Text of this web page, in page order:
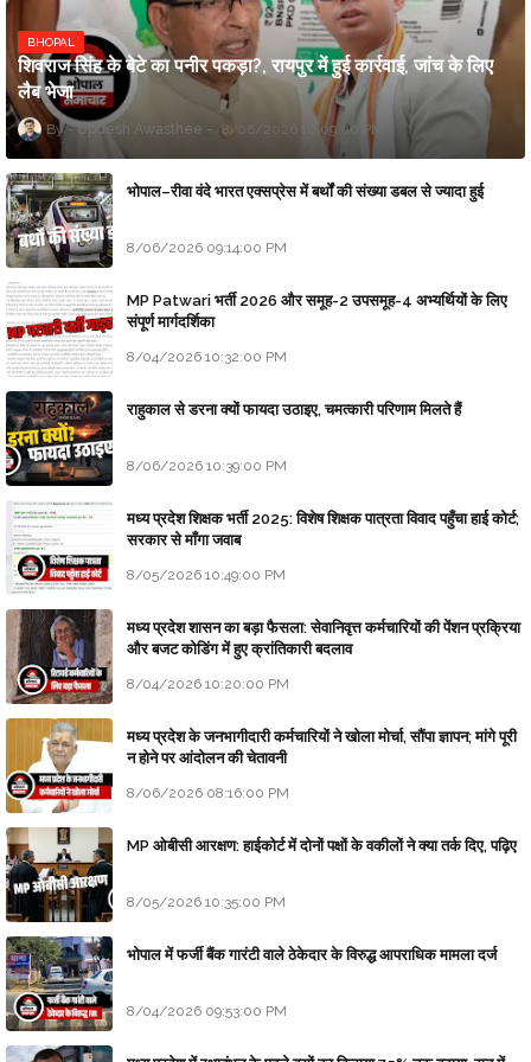
BHOPAL
शिवराज सिंह के बेटे का पनीर पकड़ा?, रायपुर में हुई कार्रवाई, जांच के लिए
लैब भेजा
Updesh Awasthee 8/06/2026 10:09:00 PM
भोपाल–रीवा वंदे भारत एक्सप्रेस में बर्थों की संख्या डबल से ज्यादा हुई
8/06/2026 09:14:00 PM
MP Patwari भर्ती 2026 और समूह-2 उपसमूह-4 अभ्यर्थियों के लिए
संपूर्ण मार्गदर्शिका
8/04/2026 10:32:00 PM
राहुकाल से डरना क्यों फायदा उठाइए, चमत्कारी परिणाम मिलते हैं
8/06/2026 10:39:00 PM
मध्य प्रदेश शिक्षक भर्ती 2025: विशेष शिक्षक पात्रता विवाद पहुँचा हाई कोर्ट;
सरकार से माँगा जवाब
8/05/2026 10:49:00 PM
मध्य प्रदेश शासन का बड़ा फैसला: सेवानिवृत्त कर्मचारियों की पेंशन प्रक्रिया
और बजट कोडिंग में हुए क्रांतिकारी बदलाव
8/04/2026 10:20:00 PM
मध्य प्रदेश के जनभागीदारी कर्मचारियों ने खोला मोर्चा, सौंपा ज्ञापन; मांगे पूरी
न होने पर आंदोलन की चेतावनी
8/06/2026 08:16:00 PM
MP ओबीसी आरक्षण: हाईकोर्ट में दोनों पक्षों के वकीलों ने क्या तर्क दिए, पढ़िए
8/05/2026 10:35:00 PM
भोपाल में फर्जी बैंक गारंटी वाले ठेकेदार के विरुद्ध आपराधिक मामला दर्ज
8/04/2026 09:53:00 PM